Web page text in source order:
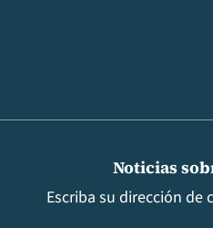
Noticias
Escriba su dirección